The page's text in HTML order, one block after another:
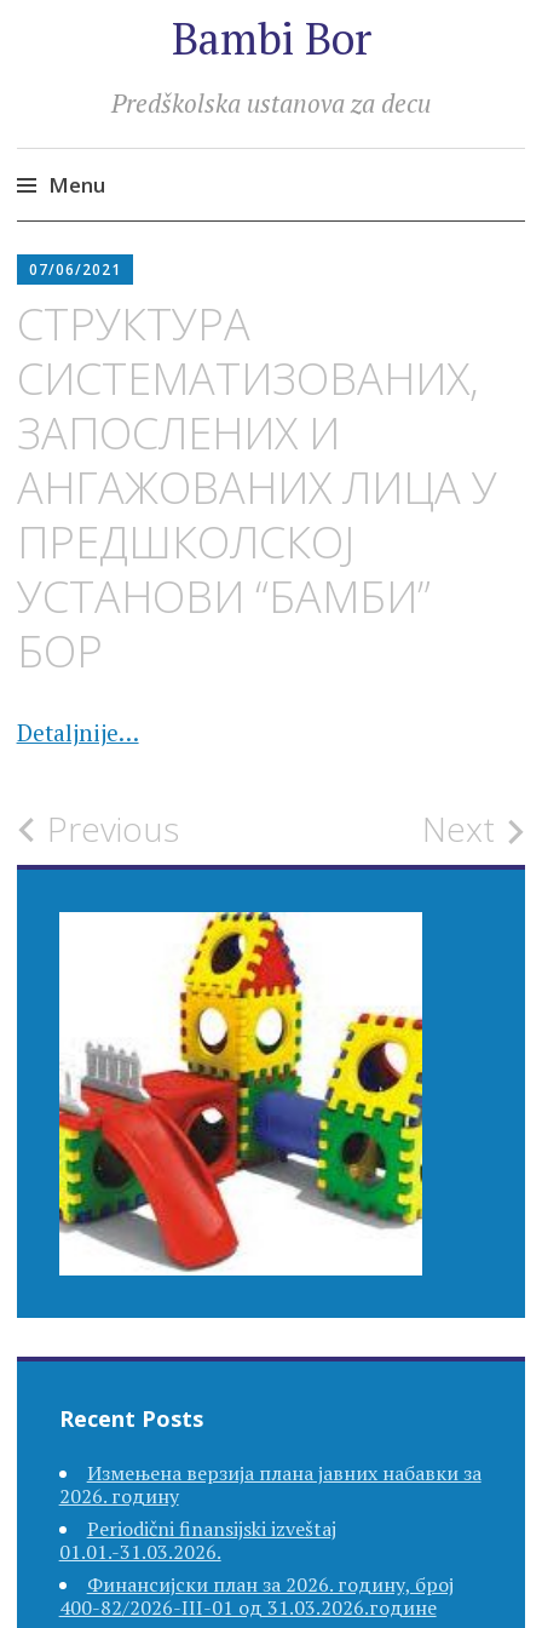
Bambi Bor
Predškolska ustanova za decu
Menu
to
07/06/2021
СТРУКТУРА
СИСТЕМАТИЗОВАНИХ,
ЗАПОСЛЕНИХ И
АНГАЖОВАНИХ ЛИЦА У
ПРЕДШКОЛСКОЈ
УСТАНОВИ “БАМБИ”
БОР
Detaljnije…
Post
navigation
Previous Next
Recent Posts
Измењена верзија плана јавних набавки за
2026. годину
Periodični finansijski izveštaj
01.01.-31.03.2026.
Финансијски план за 2026. годину, број
400-82/2026-III-01 од 31.03.2026.године